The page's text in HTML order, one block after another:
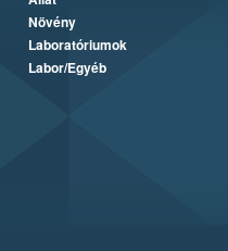
Növény
Laboratóriumok
Labor/Egyéb